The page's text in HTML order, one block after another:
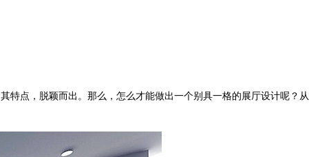
特点，脱颖而出。那么，怎么才能做出一个别具一格的展厅设计呢？从